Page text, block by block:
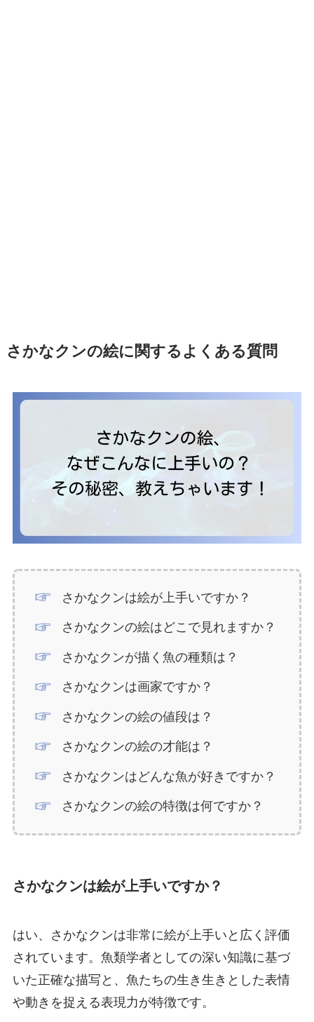
さかなクンの絵に関するよくある質問
さかなクンは絵が上手いですか？
さかなクンの絵はどこで見れますか？
さかなクンが描く魚の種類は？
さかなクンは画家ですか？
さかなクンの絵の値段は？
さかなクンの絵の才能は？
さかなクンはどんな魚が好きですか？
さかなクンの絵の特徴は何ですか？
さかなクンは絵が上手いですか？
はい、さかなクンは非常に絵が上手いと広く評価
されています。魚類学者としての深い知識に基づ
いた正確な描写と、魚たちの生き生きとした表情
や動きを捉える表現力が特徴です。